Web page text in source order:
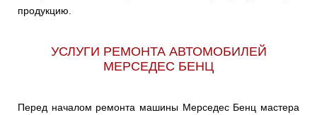
продукцию.
УСЛУГИ РЕМОНТА АВТОМОБИЛЕЙ
МЕРСЕДЕС БЕНЦ
Перед началом ремонта машины Мерседес Бенц мастера